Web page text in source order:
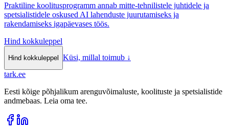
Praktiline koolitusprogramm annab mitte-tehnilistele juhtidele ja
spetsialistidele oskused AI lahenduste juurutamiseks ja
rakendamiseks igapäevases töös.
Hind kokkuleppel
Hind kokkuleppel Küsi, millal toimub ↓
tark.ee
Eesti kõige põhjalikum arenguvõimaluste, koolituste ja spetsialistide
andmebaas. Leia oma tee.